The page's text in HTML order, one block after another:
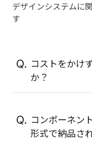
デザインシステムに
す
コストをかけ
か？
するなど、コン
す。プロジェク
て変わりますの
コンポーネン
形式で納品さ